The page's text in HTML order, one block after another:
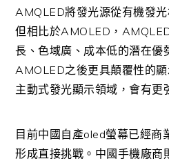
AMQLED將發光源從有機發
但相比於AMOLED，
長、色域廣、成本低的潛在優
AMOLED之後更具顛覆性的
主動式發光顯示領域，會有更
目前中國自產oled螢幕已經商
形成直接挑戰。中國手機廠